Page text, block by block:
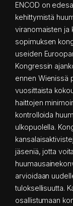
ENCOD on
kehittymistä
viranomaisten ja
sopimuksen
useiden
Kongressin
ennen Wienissä
vuosittaista
haittojen
kontrolloida
ulkopuolella.
jäseniä, jotta
arvioidaan
tuloksellisuutta.
osallistumaan